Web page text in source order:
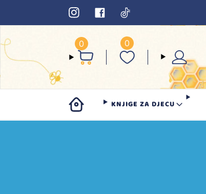
0 0
KNJIGE ZA DJECU